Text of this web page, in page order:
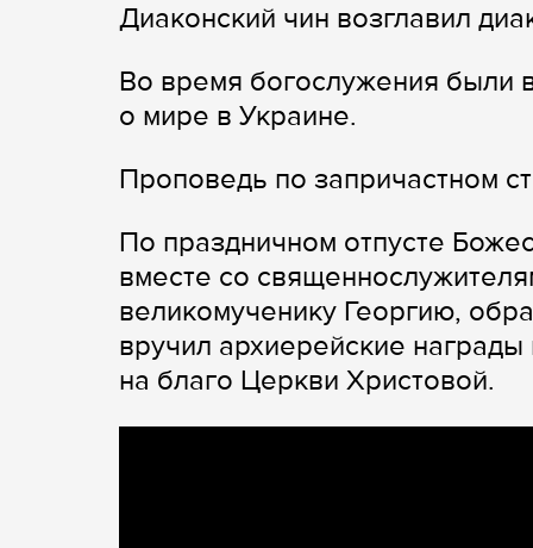
Диаконский чин возглавил
Во время богослужения были
о мире в Украине.
Проповедь по запричастном
По праздничном отпусте
вместе со
великомученику Георгию,
вручил архиерейские
на благо Церкви Христовой.